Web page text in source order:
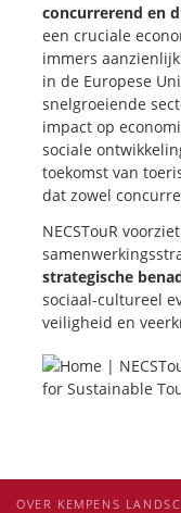
concurrerend en
een cruciale
immers
in de Europese
snelgroeiende
impact op
sociale
toekomst van
dat zowel
NECSTouR
strategische
sociaal-cultureel
veiligheid en
OVER KEMPENS